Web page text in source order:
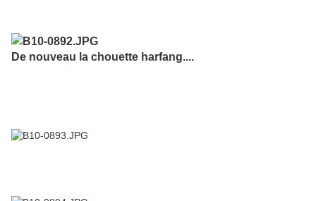
De nouveau la chouette harfang....